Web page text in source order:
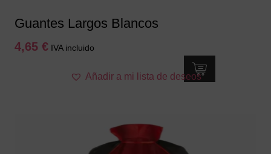
Guantes Largos Blancos
4,65 € IVA incluido
Añadir a mi lista de deseos